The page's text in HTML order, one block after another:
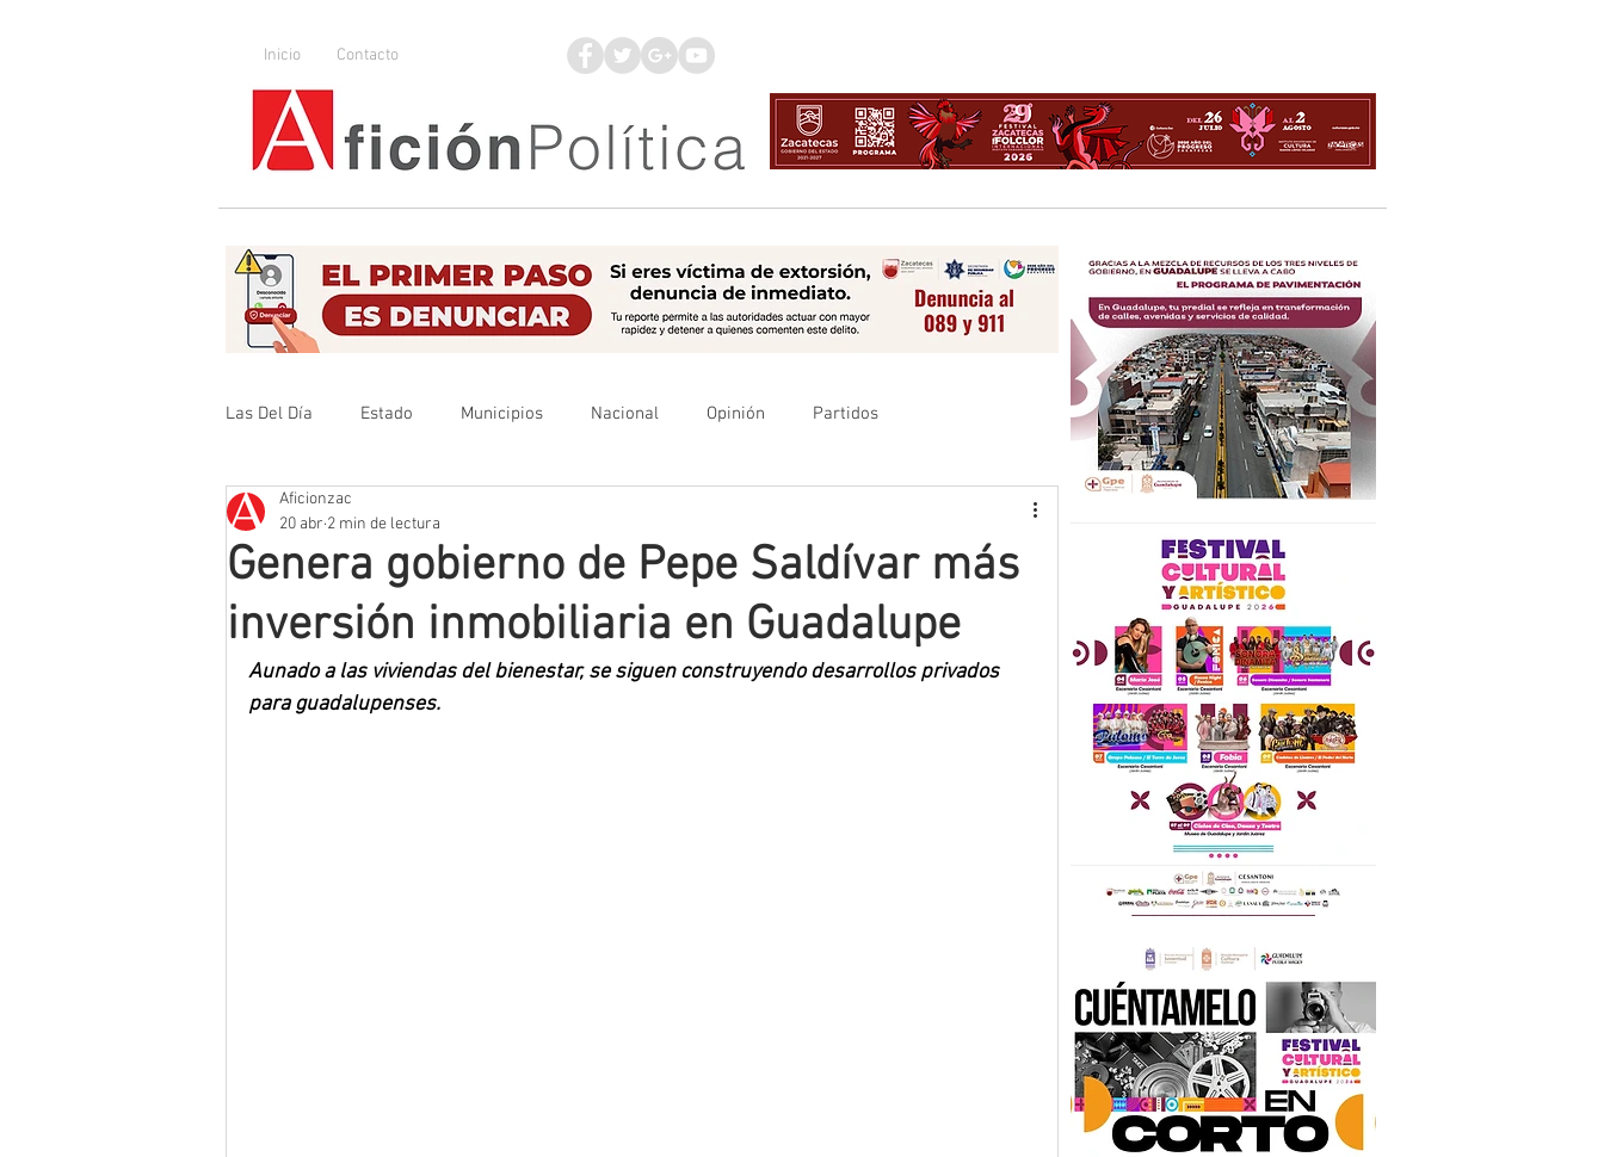
Inicio Contacto
Las Del Día Estado Municipios Nacional Opinión Partidos
Que no se olvide
Mineros LNBP
Genera gobierno de Pepe Saldívar más
inversión inmobiliaria en Guadalupe
Aficionzac
20 abr 2 min de lectura
Aunado a las viviendas del bienestar, se siguen construyendo desarrollos privados
para guadalupenses.